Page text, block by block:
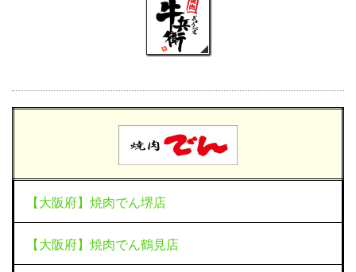
【大阪府】焼肉でん堺店
【大阪府】焼肉でん鶴見店